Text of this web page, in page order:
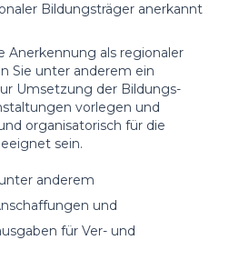
Bildungsträger anerkannt
Anerkennung als regionaler
Sie unter anderem ein
Umsetzung der Bildungs-
vorlegen und
organisatorisch für die
sein.
anderem
und
für Ver- und